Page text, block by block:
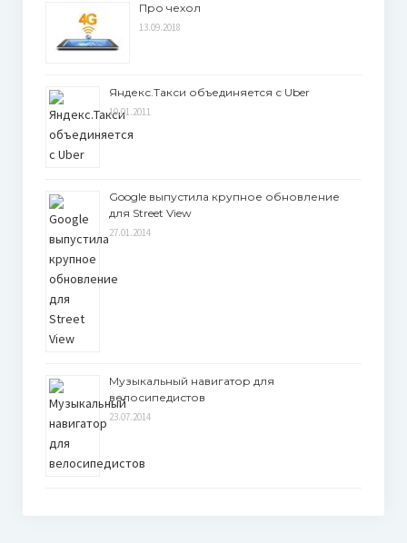
Про чехол
13.09.2018
Яндекс.Такси объединяется с Uber
10.01.2011
Google выпустила крупное обновление
для Street View
27.01.2014
Музыкальный навигатор для
велосипедистов
23.07.2014